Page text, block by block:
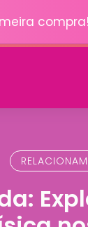
compra!